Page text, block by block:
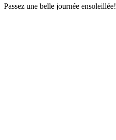
Passez une belle journée ensoleillée!